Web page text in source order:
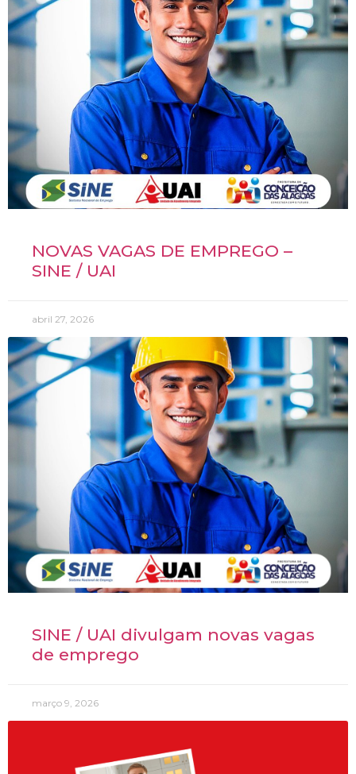
NOVAS VAGAS DE EMPREGO –
SINE / UAI
abril 27, 2026
SINE / UAI divulgam novas vagas
de emprego
março 9, 2026